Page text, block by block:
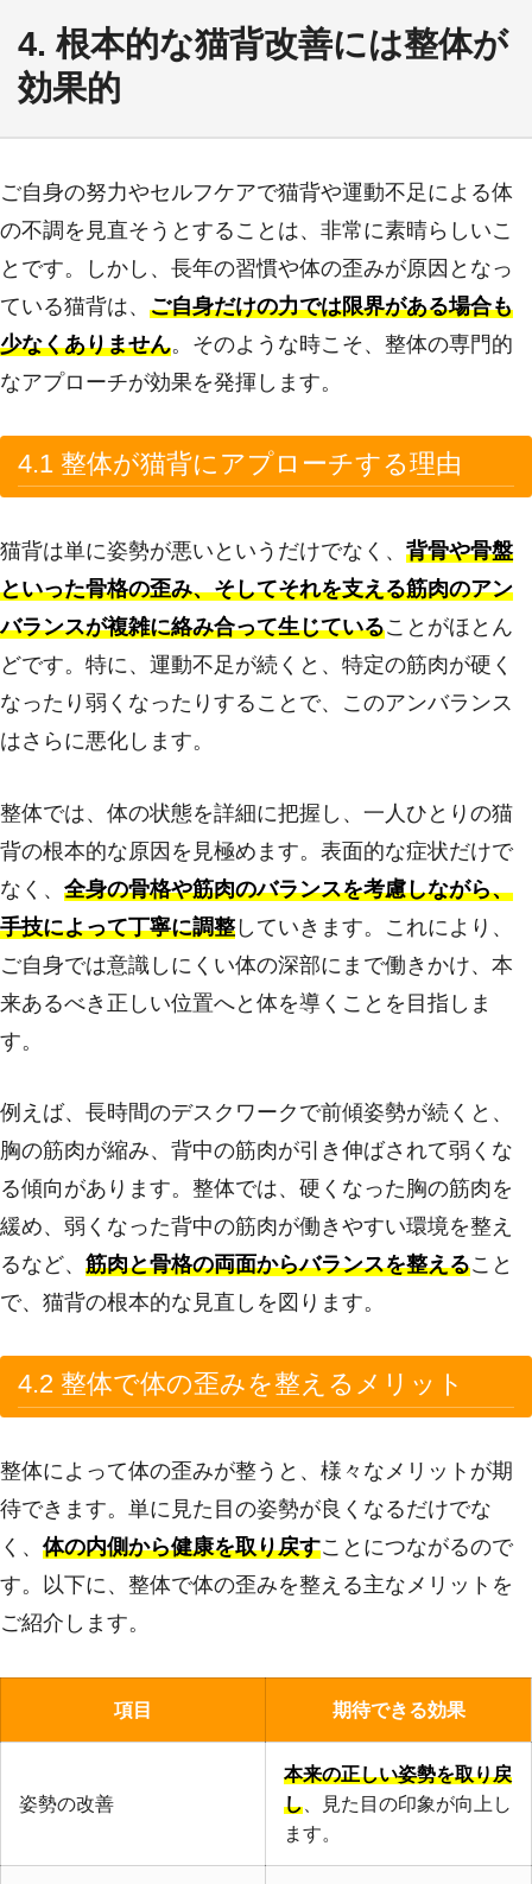
4. 根本的な猫背改善には整体が
効果的
ご自身の努力やセルフケアで猫背や運動不足による体
の不調を見直そうとすることは、非常に素晴らしいこ
とです。しかし、長年の習慣や体の歪みが原因となっ
ている猫背は、 ご自身だけの力では限界がある場合も
少なくありません。そのような時こそ、整体の専門的
なアプローチが効果を発揮します。
4.1 整体が猫背にアプローチする理由
猫背は単に姿勢が悪いというだけでなく、 背骨や骨盤
といった骨格の歪み、そしてそれを支える筋肉のアン
バランスが複雑に絡み合って生じていることがほとん
どです。特に、運動不足が続くと、特定の筋肉が硬く
なったり弱くなったりすることで、このアンバランス
はさらに悪化します。
整体では、体の状態を詳細に把握し、一人ひとりの猫
背の根本的な原因を見極めます。表面的な症状だけで
なく、 全身の骨格や筋肉のバランスを考慮しながら、
手技によって丁寧に調整 していきます。これにより、
ご自身では意識しにくい体の深部にまで働きかけ、本
来あるべき正しい位置へと体を導くことを目指しま
す。
例えば、長時間のデスクワークで前傾姿勢が続くと、
胸の筋肉が縮み、背中の筋肉が引き伸ばされて弱くな
る傾向があります。整体では、硬くなった胸の筋肉を
緩め、弱くなった背中の筋肉が働きやすい環境を整え
るなど、 筋肉と骨格の両面からバランスを整えること
で、猫背の根本的な見直しを図ります。
4.2 整体で体の歪みを整えるメリット
整体によって体の歪みが整うと、様々なメリットが期
待できます。単に見た目の姿勢が良くなるだけでな
く、 体の内側から健康を取り戻すことにつながるので
す。以下に、整体で体の歪みを整える主なメリットを
ご紹介します。
項目 期待できる効果
姿勢の改善
本来の正しい姿勢を取り戻
し、見た目の印象が向上し
ます。